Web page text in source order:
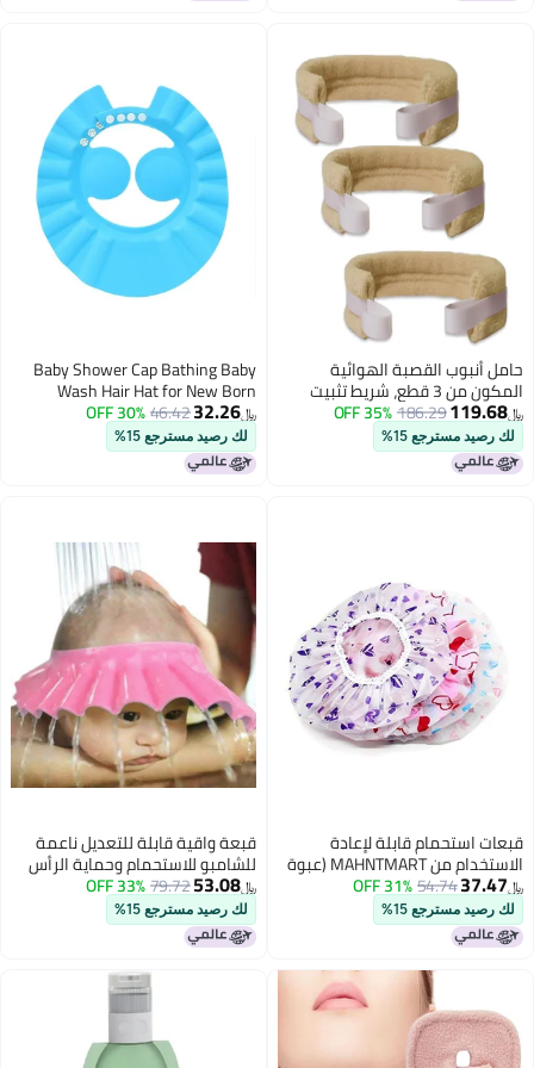
القصبة الهوائية
المكون من 3 قطع، شريط تثبيت
للقصبة الهوائية، رباط
قابل لإعادة الاستخدام
الرقبة (كاكي)
186.29
35% OFF
15%
Baby Shower Cap Bathing Baby
Wash Hair Hat for New Born
Infants babies Baby Bath Cap
Shower Protection For Eyes And
Ear, Bathing Shower Cap, Baby
Bath Cap (Multicolor)
46.42
30% OFF
لك رصيد مسترجع 15%
قابلة لإعادة
الاستخدام من MAHNTMART (عبوة
شعر مقاومة للماء
للنساء والرجال
| رائعة للاستحمام
التجميل والمنازل
أو العلاج
54.74
31% OFF
15%
قبعة واقية قابلة للتعديل ناعمة
للشامبو للاستحمام وحماية الرأس
للأطفال، الرضع، والأطفال (متعددة
53.08
79.72
33% OFF
لك رصيد مسترجع 15%